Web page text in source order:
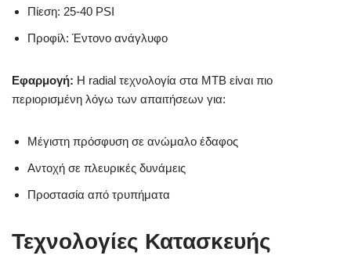
Πίεση: 25-40 PSI
Προφίλ: Έντονο ανάγλυφο
Εφαρμογή: Η radial τεχνολογία στα MTB είναι πιο
περιορισμένη λόγω των απαιτήσεων για:
Μέγιστη πρόσφυση σε ανώμαλο έδαφος
Αντοχή σε πλευρικές δυνάμεις
Προστασία από τρυπήματα
Τεχνολογίες Κατασκευής